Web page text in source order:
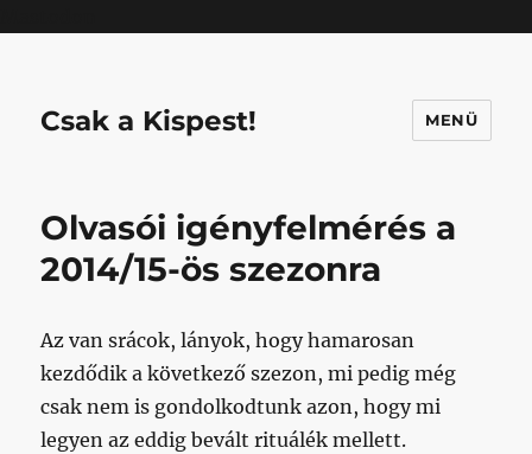
Csak a Kispest! MENÜ
Olvasói igényfelmérés a
2014/15-ös szezonra
Az van srácok, lányok, hogy hamarosan
kezdődik a következő szezon, mi pedig még
csak nem is gondolkodtunk azon, hogy mi
legyen az eddig bevált rituálék mellett.